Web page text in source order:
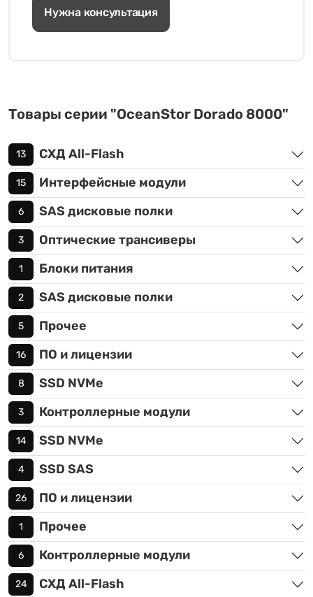
Нужна консультация
Товары серии "OceanStor Dorado 8000"
13 СХД All-Flash
15 Интерфейсные модули
6 SAS дисковые полки
3 Оптические трансиверы
1 Блоки питания
2 SAS дисковые полки
5 Прочее
16 ПО и лицензии
8 SSD NVMe
3 Контроллерные модули
14 SSD NVMe
4 SSD SAS
26 ПО и лицензии
1 Прочее
6 Контроллерные модули
24 СХД All-Flash